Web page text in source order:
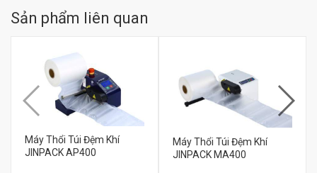
Sản phẩm liên quan
Máy Thổi Túi Đệm Khí
JINPACK AP400
Máy Thổi Túi Đệm Khí
JINPACK MA400